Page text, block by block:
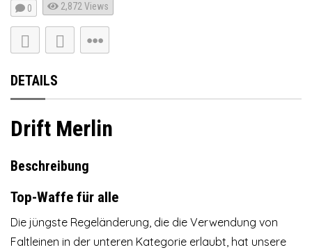
0 2,872Views
DETAILS
Drift Merlin
Beschreibung
Top-Waffe für alle
Die jüngste Regeländerung, die die Verwendung von
Faltleinen in der unteren Kategorie erlaubt, hat unsere